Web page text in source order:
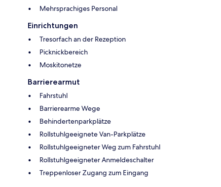
Mehrsprachiges Personal
Einrichtungen
Tresorfach an der Rezeption
Picknickbereich
Moskitonetze
Barrierearmut
Fahrstuhl
Barrierearme Wege
Behindertenparkplätze
Rollstuhlgeeignete Van-Parkplätze
Rollstuhlgeeigneter Weg zum Fahrstuhl
Rollstuhlgeeigneter Anmeldeschalter
Treppenloser Zugang zum Eingang